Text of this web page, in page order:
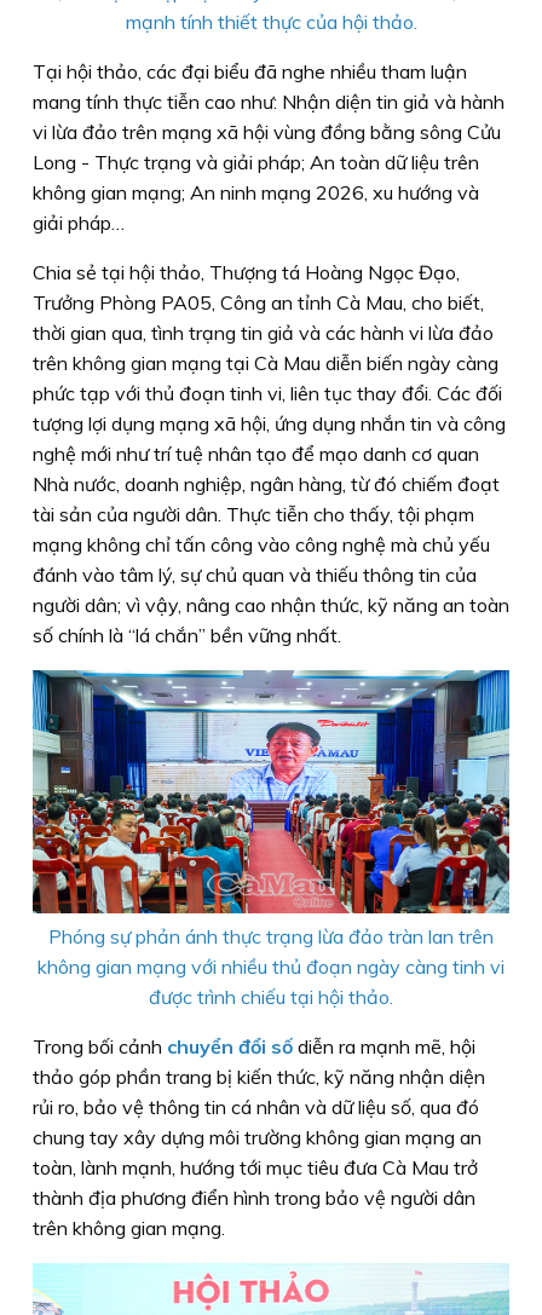
mạnh tính thiết thực của hội thảo.
Tại hội thảo, các đại biểu đã nghe nhiều tham luận
mang tính thực tiễn cao như: Nhận diện tin giả và hành
vi lừa đảo trên mạng xã hội vùng đồng bằng sông Cửu
Long - Thực trạng và giải pháp; An toàn dữ liệu trên
không gian mạng; An ninh mạng 2026, xu hướng và
giải pháp…
Chia sẻ tại hội thảo, Thượng tá Hoàng Ngọc Đạo,
Trưởng Phòng PA05, Công an tỉnh Cà Mau, cho biết,
thời gian qua, tình trạng tin giả và các hành vi lừa đảo
trên không gian mạng tại Cà Mau diễn biến ngày càng
phức tạp với thủ đoạn tinh vi, liên tục thay đổi. Các đối
tượng lợi dụng mạng xã hội, ứng dụng nhắn tin và công
nghệ mới như trí tuệ nhân tạo để mạo danh cơ quan
Nhà nước, doanh nghiệp, ngân hàng, từ đó chiếm đoạt
tài sản của người dân. Thực tiễn cho thấy, tội phạm
mạng không chỉ tấn công vào công nghệ mà chủ yếu
đánh vào tâm lý, sự chủ quan và thiếu thông tin của
người dân; vì vậy, nâng cao nhận thức, kỹ năng an toàn
số chính là “lá chắn” bền vững nhất.
Phóng sự phản ánh thực trạng lừa đảo tràn lan trên
không gian mạng với nhiều thủ đoạn ngày càng tinh vi
được trình chiếu tại hội thảo.
Trong bối cảnh chuyển đổi số diễn ra mạnh mẽ, hội
thảo góp phần trang bị kiến thức, kỹ năng nhận diện
rủi ro, bảo vệ thông tin cá nhân và dữ liệu số, qua đó
chung tay xây dựng môi trường không gian mạng an
toàn, lành mạnh, hướng tới mục tiêu đưa Cà Mau trở
thành địa phương điển hình trong bảo vệ người dân
trên không gian mạng.